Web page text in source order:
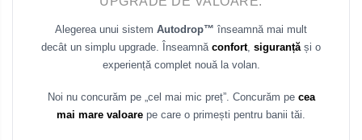
Alegerea unui sistem Autodrop™ înseamnă mai mult
decât un simplu upgrade. Înseamnă confort, siguranțăși o
experiență complet nouă la volan.
Noi nu concurăm pe „cel mai mic preț”. Concurăm pe cea
mai mare valoare pe care o primești pentru banii tăi.